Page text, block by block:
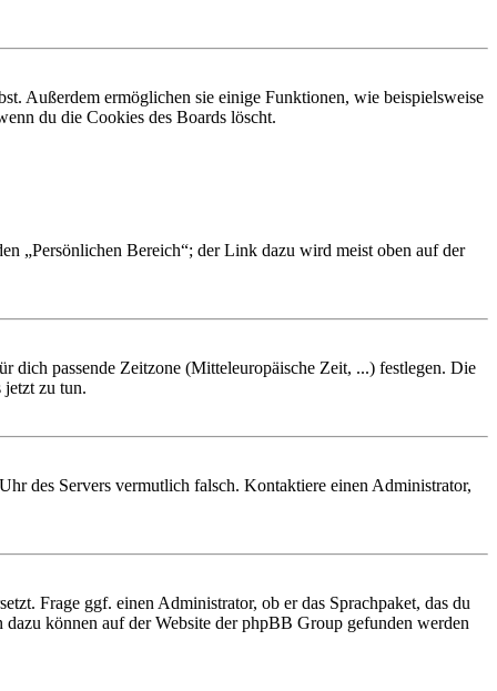
Außerdem ermöglichen sie einige Funktionen, wie beispielsweise
du die Cookies des Boards löscht.
„Persönlichen Bereich“; der Link dazu wird meist oben auf der
dich passende Zeitzone (Mitteleuropäische Zeit, ...) festlegen. Die
jetzt zu tun.
des Servers vermutlich falsch. Kontaktiere einen Administrator,
Frage ggf. einen Administrator, ob er das Sprachpaket, das du
können auf der Website der phpBB Group gefunden werden